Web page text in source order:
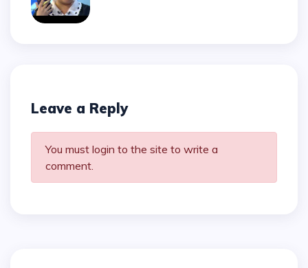
Leave a Reply
You must login to the site to write a
comment.